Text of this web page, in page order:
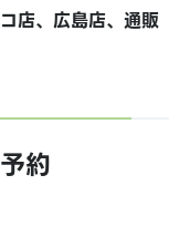
コ店、広島店、通販
予約